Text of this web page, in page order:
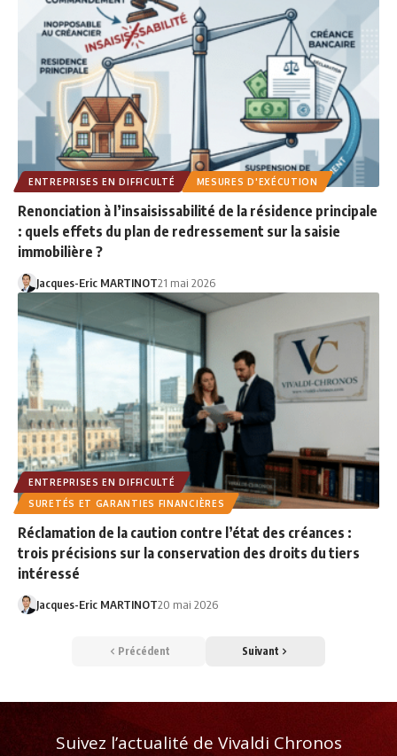
ENTREPRISES EN DIFFICULTÉ MESURES D'EXÉCUTION
Renonciation à l’insaisissabilité de la résidence principale
: quels effets du plan de redressement sur la saisie
immobilière ?
Jacques-Eric MARTINOT21 mai 2026
ENTREPRISES EN DIFFICULTÉ
SURETÉS ET GARANTIES FINANCIÈRES
Réclamation de la caution contre l’état des créances :
trois précisions sur la conservation des droits du tiers
intéressé
Jacques-Eric MARTINOT20 mai 2026
Précédent Suivant
Suivez l’actualité de Vivaldi Chronos